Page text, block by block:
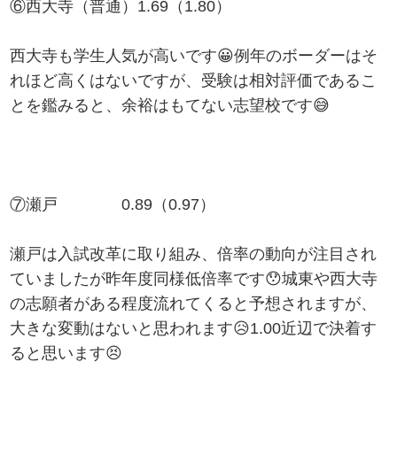
⑥西大寺（普通）1.69（1.80）
西大寺も学生人気が高いです😀例年のボーダーはそ
れほど高くはないですが、受験は相対評価であるこ
とを鑑みると、余裕はもてない志望校です😅
⑦瀬戸 0.89（0.97）
瀬戸は入試改革に取り組み、倍率の動向が注目され
ていましたが昨年度同様低倍率です😯城東や西大寺
の志願者がある程度流れてくると予想されますが、
大きな変動はないと思われます😥1.00近辺で決着す
ると思います😣